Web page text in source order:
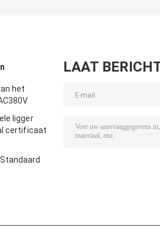
het
ligger
certificaat
LAAT